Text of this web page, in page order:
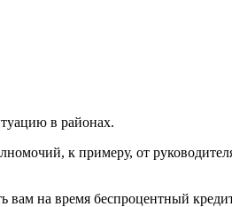
в районах.
к примеру, от
вам на время беспроцентный